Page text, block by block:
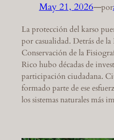
May 21, 2026—por
La protección del karso
por casualidad. Detrás de
Conservación de la
Rico hubo décadas de
participación ciudadana.
formado parte de ese
los sistemas naturales más